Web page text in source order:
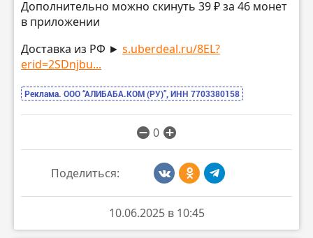
Дополнительно можно скинуть 39 ₽ за 46 монет
в приложении
Доставка из РФ ► s.uberdeal.ru/8EL?
erid=2SDnjbu...
Реклама. ООО “АЛИБАБА.КОМ (РУ)”, ИНН 7703380158
0
Поделиться:
10.06.2025 в 10:45